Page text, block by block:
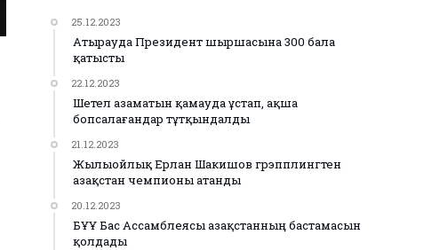
25.12.2023
Атырауда Президент шыршасына 300 бала
қатысты
22.12.2023
Шетел азаматын қамауда ұстап, ақша
бопсалағандар тұтқындалды
21.12.2023
Жылыойлық Ерлан Шакишов грэпплингтен
Қазақстан чемпионы атанды
20.12.2023
БҰҰ Бас Ассамблеясы Қазақстанның бастамасын
қолдады